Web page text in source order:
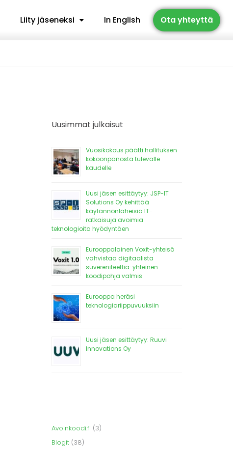
Liity jäseneksi In English Ota yhteyttä
Uusimmat julkaisut
Vuosikokous päätti hallituksen
kokoonpanosta tulevalle
kaudelle
Uusi jäsen esittäytyy: JSP-IT
Solutions Oy kehittää
käytännönläheisiä IT-
ratkaisuja avoimia
teknologioita hyödyntäen
Eurooppalainen Voxit-yhteisö
vahvistaa digitaalista
suvereniteettia: yhteinen
koodipohja valmis
Eurooppa heräsi
teknologiariippuvuuksiin
Uusi jäsen esittäytyy: Ruuvi
Innovations Oy
Avoinkoodi.fi (3)
Blogit (38)